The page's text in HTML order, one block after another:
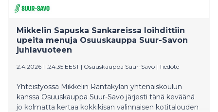
​​Mikkelin Sapuska Sankareissa loihdittiin
upeita menuja Osuuskauppa Suur-Savon
juhlavuoteen​
2.4.2026 11:24:35 EEST | Osuuskauppa Suur-Savo | Tiedote
Yhteistyössä Mikkelin Rantakylän yhtenäiskoulun
kanssa Osuuskauppa Suur-Savo järjesti tänä keväänä
jo kolmatta kertaa kokkikisan valinnaisen kotitalouden